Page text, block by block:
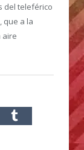
del teleférico
que a la
aire
Tumblr